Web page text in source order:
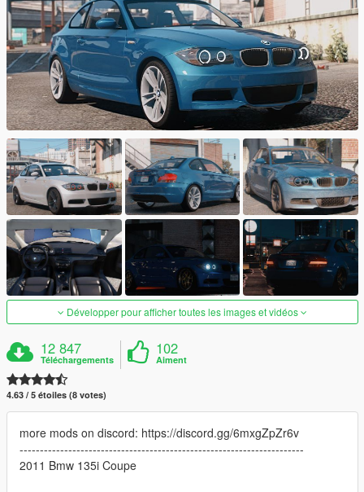
Développer pour afficher toutes les images et vidéos
12 847
Téléchargements
102
Aiment
4.63 / 5 étoiles (8 votes)
more mods on discord: https://discord.gg/6mxgZpZr6v
----------------------------------------------------------------------
2011 Bmw 135i Coupe